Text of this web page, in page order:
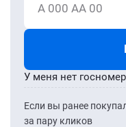
А 000 АА 00
Если вы ранее
за пару кликов
У меня нет